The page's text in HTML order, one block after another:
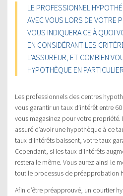
LE PROFESSIONNEL
AVEC VOUS LORS DE VOTRE
VOUS INDIQUERA CE À QUOI
EN CONSIDÉRANT LES
L’ASSUREUR, ET COMBIEN
HYPOTHÈQUE EN
Les professionnels des centres
vous garantir un taux d’intérêt entre
vous magasinez pour votre propriété.
assuré d’avoir une hypothèque à ce
taux d’intérêts baissent, votre taux
Cependant, si les taux d’intérêts
restera le même. Vous aurez ainsi le
tout le processus de préapprobation
Afin d’être préapprouvé, un courtier